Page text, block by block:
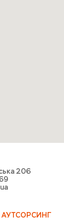
206
АУТСОРСИНГ